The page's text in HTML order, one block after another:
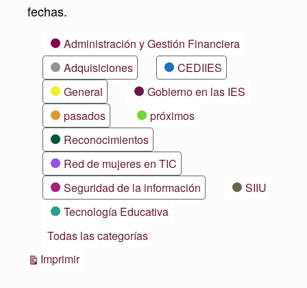
fechas.
CategoríasAdministración y Gestión Financiera
Adquisiciones
CEDIIES
General
Gobierno en las IES
pasados
próximos
Reconocimientos
Red de mujeres en TIC
Seguridad de la información
SIIU
Tecnología Educativa
Todas las categorías
ImprimirVistas